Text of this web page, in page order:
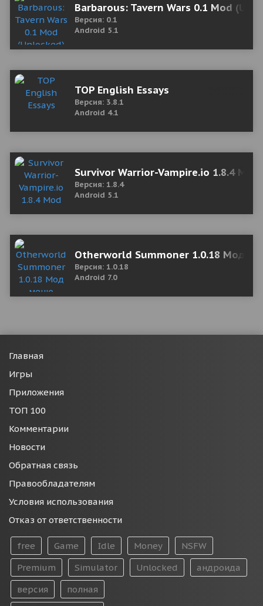
Barbarous: Tavern Wars 0.1 Mod
Версия: 0.1
Android 5.1
TOP English Essays
Версия: 3.8.1
Android 4.1
Survivor Warrior-Vampire.io 1.8.4
Версия: 1.8.4
Android 5.1
Otherworld Summoner 1.0.18 Мод
Версия: 1.0.18
Android 7.0
Главная
Игры
Приложения
ТОП 100
Комментарии
Новости
Обратная связь
Правообладателям
Условия использования
Отказ от ответственности
free Game Idle Money
NSFW
Premium
Simulator Unlocked
андроида
версия
полная